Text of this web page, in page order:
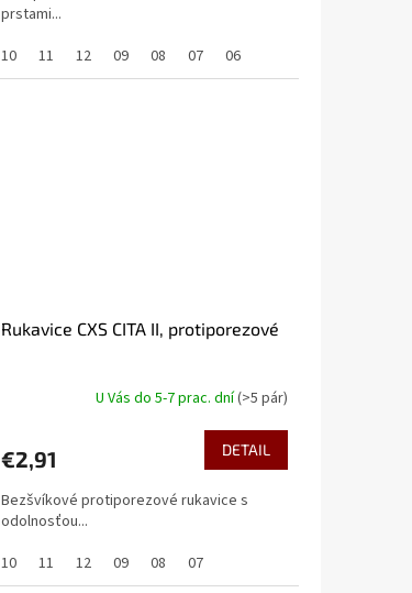
prstami...
10
11 12 09 08 07 06
Rukavice CXS CITA II, protiporezové
U Vás do 5-7 prac. dní(>5 pár)
€2,91 DETAIL
Bezšvíkové protiporezové rukavice s
odolnosťou...
10
11 12 09 08 07